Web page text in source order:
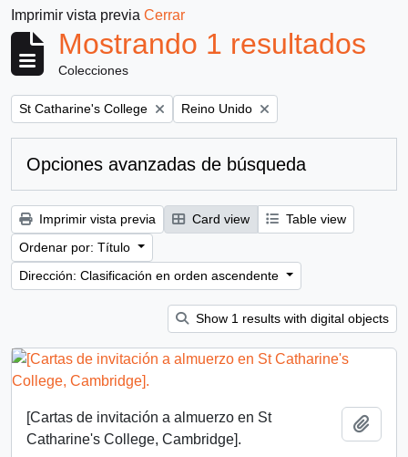
Imprimir vista previa Cerrar
Mostrando 1 resultados
Colecciones
Remove filter:
St Catharine's College Remove filter:
Reino Unido
Opciones avanzadas de búsqueda
Imprimir vista previa Card view
Table view
Ordenar por: Título
Dirección: Clasificación en orden ascendente
Show 1 results with digital objects
[Cartas de invitación a almuerzo en St
Catharine's College, Cambridge].